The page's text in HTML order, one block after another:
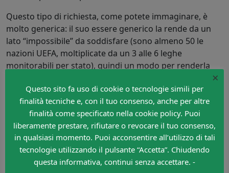
Questo tipo di richiesta, come potete immaginare, è
molto generica: il suo essere generico la rende da un
lato “impossibile” da soddisfare (sono almeno 50 le
nazioni UEFA, moltiplicate da un 3 alle 6 leghe
monitorabili per stato), quindi un modo per renderla
soddisfabile potrebbe essere renderla maggiormente
più specifica.
Un esempio potrebbe essere: è necessario monitorare
tutti i campionati europei? Probabilmente un giocatore
guyanense (che parlerà probabilmente inglese od
olandese) giocherà in un campionato dove si parlerà
quella lingua: escludendo la possibilità di trovare un
×
Questo sito fa uso di cookie o tecnologie simili per
finalità tecniche e, con il tuo consenso, anche per altre
finalità come specificato nella cookie policy. Puoi
liberamente prestare, rifiutare o revocare il tuo consenso,
in qualsiasi momento. Puoi acconsentire all’utilizzo di tali
tecnologie utilizzando il pulsante “Accetta”. Chiudendo
questa informativa, continui senza accettare. -